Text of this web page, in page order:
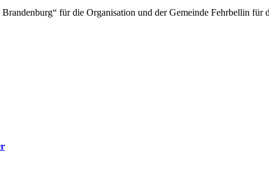
für die Organisation und der Gemeinde Fehrbellin für